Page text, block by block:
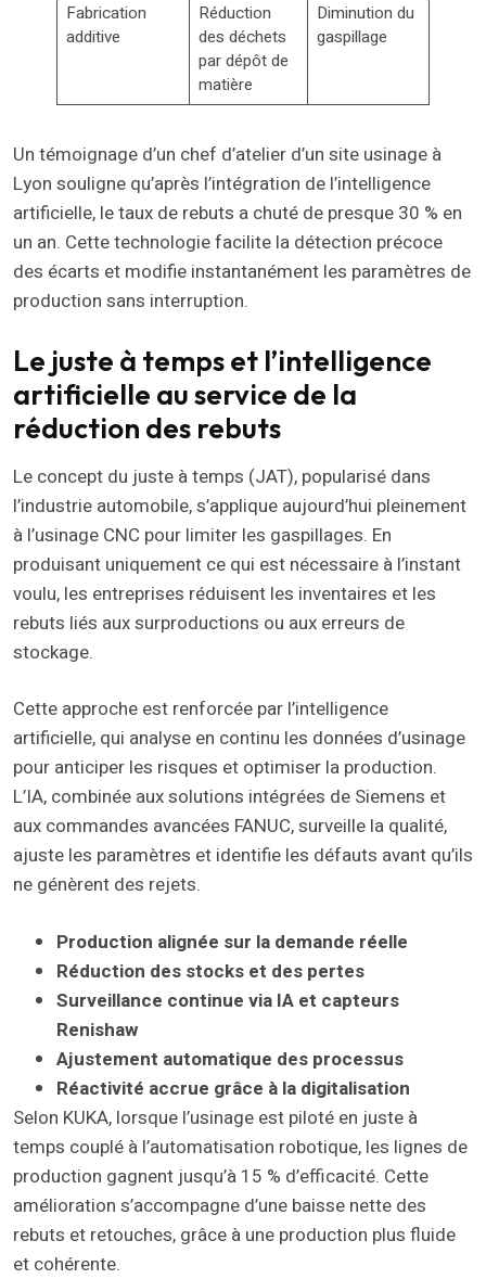
Fabrication
additive
Réduction
des déchets
par dépôt de
matière
Diminution du
gaspillage
Un témoignage d’un chef d’atelier d’un site usinage à
Lyon souligne qu’après l’intégration de l’intelligence
artificielle, le taux de rebuts a chuté de presque 30 % en
un an. Cette technologie facilite la détection précoce
des écarts et modifie instantanément les paramètres de
production sans interruption.
Le juste à temps et l’intelligence
artificielle au service de la
réduction des rebuts
Le concept du juste à temps (JAT), popularisé dans
l’industrie automobile, s’applique aujourd’hui pleinement
à l’usinage CNC pour limiter les gaspillages. En
produisant uniquement ce qui est nécessaire à l’instant
voulu, les entreprises réduisent les inventaires et les
rebuts liés aux surproductions ou aux erreurs de
stockage.
Cette approche est renforcée par l’intelligence
artificielle, qui analyse en continu les données d’usinage
pour anticiper les risques et optimiser la production.
L’IA, combinée aux solutions intégrées de Siemens et
aux commandes avancées FANUC, surveille la qualité,
ajuste les paramètres et identifie les défauts avant qu’ils
ne génèrent des rejets.
Production alignée sur la demande réelle
Réduction des stocks et des pertes
Surveillance continue via IA et capteurs
Renishaw
Ajustement automatique des processus
Réactivité accrue grâce à la digitalisation
Selon KUKA, lorsque l’usinage est piloté en juste à
temps couplé à l’automatisation robotique, les lignes de
production gagnent jusqu’à 15 % d’efficacité. Cette
amélioration s’accompagne d’une baisse nette des
rebuts et retouches, grâce à une production plus fluide
et cohérente.